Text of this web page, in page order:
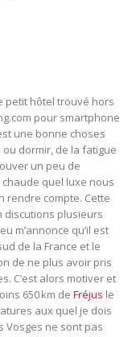
petit hôtel trouvé hors
pour smartphone
une bonne choses
dormir, de la fatigue
un peu de
quel luxe nous
rendre compte. Cette
discutions plusieurs
m’annonce qu’il est
de la France et le
de ne plus avoir pris
C’est alors motiver et
650 km de Fréjus le
aux quel je dois
Vosges ne sont pas